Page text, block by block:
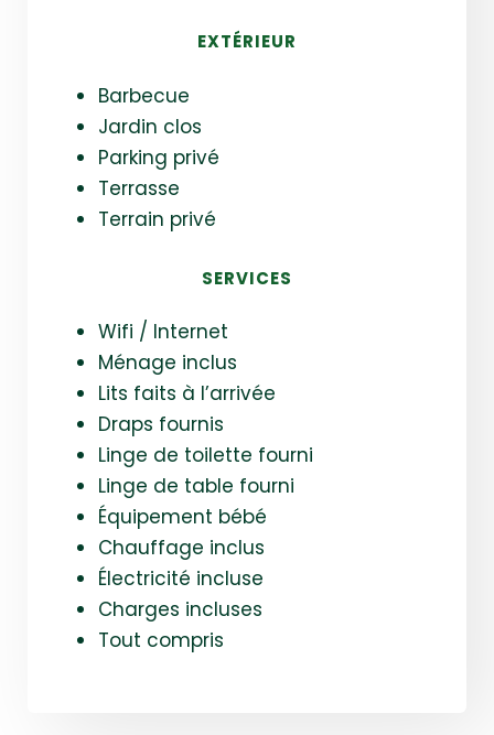
EXTÉRIEUR
Barbecue
Jardin clos
Parking privé
Terrasse
Terrain privé
SERVICES
Wifi / Internet
Ménage inclus
Lits faits à l’arrivée
Draps fournis
Linge de toilette fourni
Linge de table fourni
Équipement bébé
Chauffage inclus
Électricité incluse
Charges incluses
Tout compris